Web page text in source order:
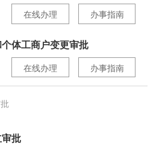
办事指南
在线办理
体工商户变更审批
办事指南
在线办理
批